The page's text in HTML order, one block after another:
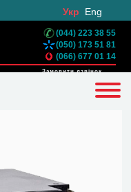
Укр Eng
(044) 223 38 55
(050) 173 51 81
(066) 677 01 14
Замовити дзвінок